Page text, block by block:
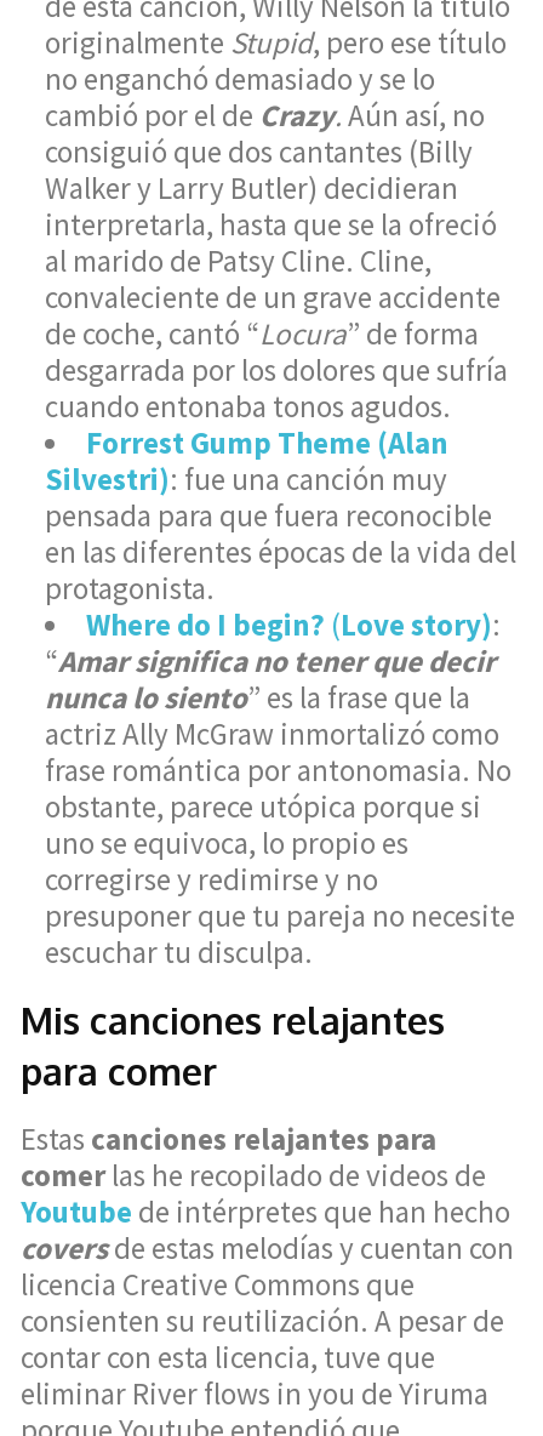
originalmente Stupid, pero ese título
no enganchó demasiado y se lo
cambió por el de Crazy.Aún así, no
consiguió que dos cantantes (Billy
Walker y Larry Butler) decidieran
interpretarla, hasta que se la ofreció
al marido de Patsy Cline. Cline,
convaleciente de un grave accidente
de coche, cantó “Locura” de forma
desgarrada por los dolores que sufría
cuando entonaba tonos agudos.
Forrest Gump Theme (Alan
Silvestri): fue una canción muy
pensada para que fuera reconocible
en las diferentes épocas de la vida del
protagonista.
Where do I begin? (Love story):
“Amar significa no tener que decir
nunca lo siento” es la frase que la
actriz Ally McGraw inmortalizó como
frase romántica por antonomasia. No
obstante, parece utópica porque si
uno se equivoca, lo propio es
corregirse y redimirse y no
presuponer que tu pareja no necesite
escuchar tu disculpa.
Mis canciones relajantes
para comer
Estas canciones relajantes para
comerlas he recopilado de videos de
Youtube de intérpretes que han hecho
coversde estas melodías y cuentan con
licencia Creative Commons que
consienten su reutilización. A pesar de
contar con esta licencia, tuve que
eliminar River flows in you de Yiruma